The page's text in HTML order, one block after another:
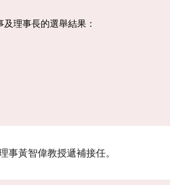
理事長的選舉結果：
事黃智偉教授遞補接任。